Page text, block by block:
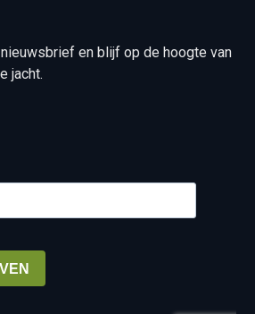
en blijf op de hoogte van
jacht.